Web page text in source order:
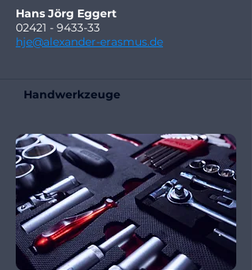
Hans Jörg Eggert
02421 - 9433-33
hje@alexander-erasmus.de
Handwerkzeuge